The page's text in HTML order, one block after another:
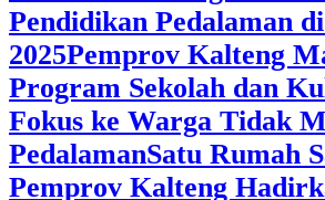
Pendidikan Pedalaman
2025‎Pemprov Kalteng
Program Sekolah dan
Fokus ke Warga Tidak
Pedalaman‎Satu Rumah
Pemprov Kalteng